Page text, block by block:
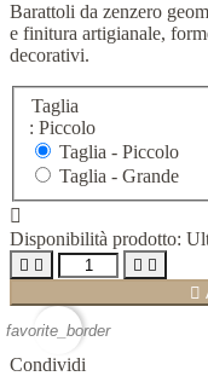
Barattoli da zenzero
e finitura artigianale,
decorativi.
Taglia
: Piccolo
Taglia - Piccolo
Taglia - Grande

Disponibilità prodotto:
   

favorite_border
Condividi